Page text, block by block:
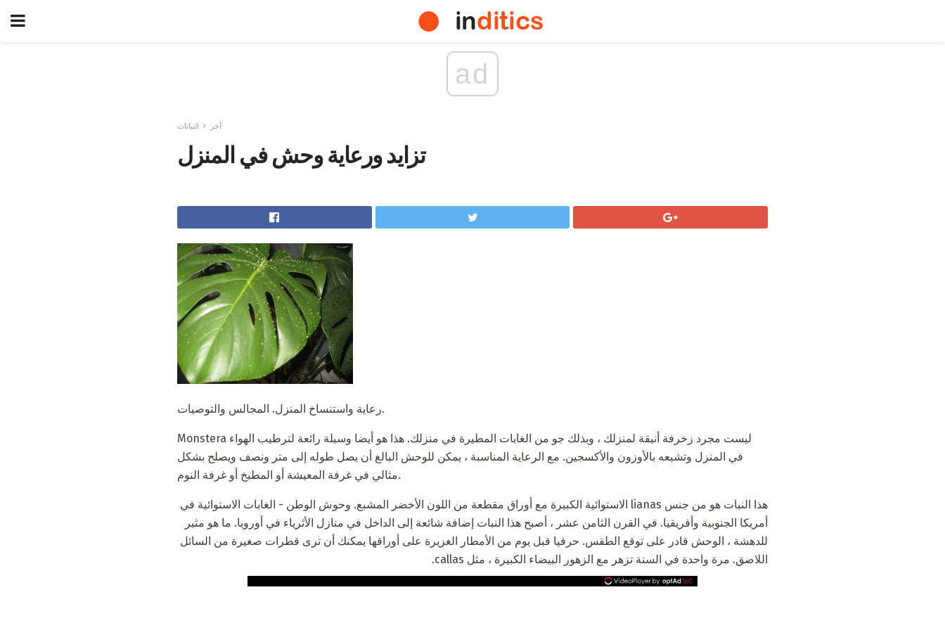
ad
آخر النباتات
تزايد ورعاية وحش في المنزل
رعاية واستنساخ المنزل. المجالس والتوصيات.
Monstera ليست مجرد زخرفة أنيقة لمنزلك ، وبذلك جو من الغابات المطيرة في منزلك. هذا هو أيضا وسيلة رائعة لترطيب الهواء
في المنزل وتشبعه بالأوزون والأكسجين. مع الرعاية المناسبة ، يمكن للوحش البالغ أن يصل طوله إلى متر ونصف ويصلح بشكل
مثالي في غرفة المعيشة أو المطبخ أو غرفة النوم.
هذا النبات هو من جنس lianas الاستوائية الكبيرة مع أوراق مقطعة من اللون الأخضر المشبع. وحوش الوطن - الغابات الاستوائية في
أمريكا الجنوبية وأفريقيا. في القرن الثامن عشر ، أصبح هذا النبات إضافة شائعة إلى الداخل في منازل الأثرياء في أوروبا. ما هو مثير
للدهشة ، الوحش قادر على توقع الطقس. حرفيا قبل يوم من الأمطار الغزيرة على أوراقها يمكنك أن ترى قطرات صغيرة من السائل
اللاصق. مرة واحدة في السنة تزهر مع الزهور البيضاء الكبيرة ، مثل callas.